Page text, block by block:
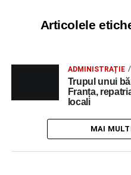
Articolele
ADMINISTRAȚIE
Trupul unui
Franța,
locali
MAI